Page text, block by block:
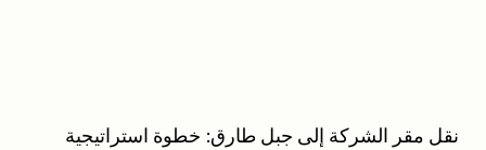
نقل مقر الشركة إلى جبل طارق: خطوة استراتيجية